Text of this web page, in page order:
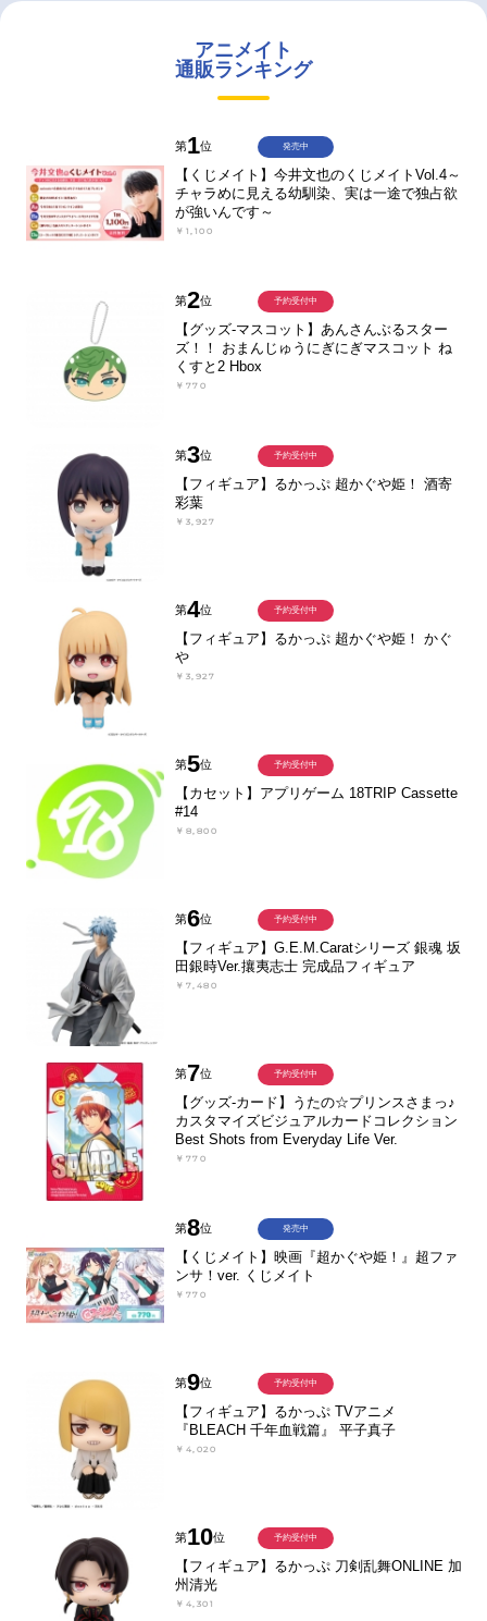
アニメイト
通販ランキング
第1位
【くじメイト】今井文也のくじメイトVol.4～
チャラめに見える幼馴染、実は一途で独占欲
が強いんです～
￥1,100
発売中
第2位
【グッズ-マスコット】あんさんぶるスター
ズ！！ おまんじゅうにぎにぎマスコット ね
くすと2 Hbox
￥770
予約受付中
第3位
【フィギュア】るかっぷ 超かぐや姫！ 酒寄
彩葉
￥3,927
予約受付中
第4位
【フィギュア】るかっぷ 超かぐや姫！ かぐ
や
￥3,927
予約受付中
第5位
【カセット】アプリゲーム 18TRIP Cassette
#14
￥8,800
予約受付中
第6位
【フィギュア】G.E.M.Caratシリーズ 銀魂 坂
田銀時Ver.攘夷志士 完成品フィギュア
￥7,480
予約受付中
第7位
【グッズ-カード】うたの☆プリンスさまっ♪
カスタマイズビジュアルカードコレクション
Best Shots from Everyday Life Ver.
￥770
予約受付中
第8位
【くじメイト】映画『超かぐや姫！』超ファ
ンサ！ver. くじメイト
￥770
発売中
第9位
【フィギュア】るかっぷ TVアニメ
『BLEACH 千年血戦篇』 平子真子
￥4,020
予約受付中
第10位
【フィギュア】るかっぷ 刀剣乱舞ONLINE 加
州清光
￥4,301
予約受付中